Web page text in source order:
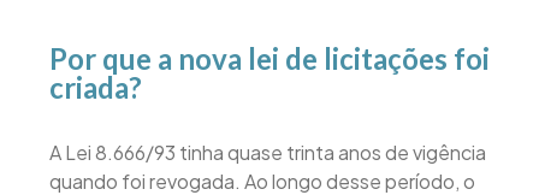
Por que a nova lei de licitações foi
criada?
A Lei 8.666/93 tinha quase trinta anos de vigência
quando foi revogada. Ao longo desse período, o